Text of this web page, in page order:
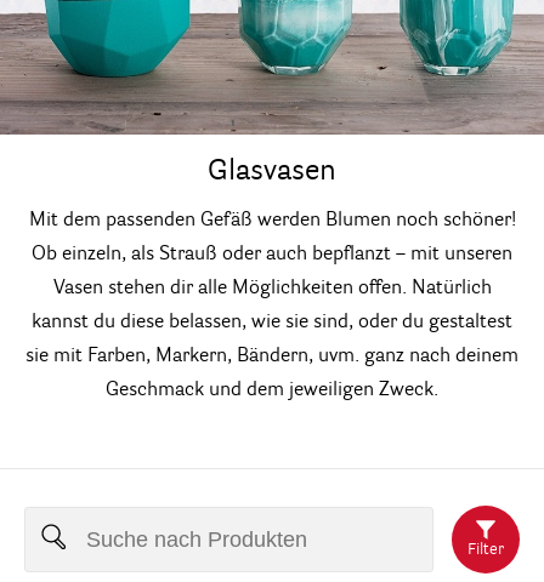
Glasvasen
Mit dem passenden Gefäß werden Blumen noch schöner!
Ob einzeln, als Strauß oder auch bepflanzt – mit unseren
Vasen stehen dir alle Möglichkeiten offen. Natürlich
kannst du diese belassen, wie sie sind, oder du gestaltest
sie mit Farben, Markern, Bändern, uvm. ganz nach deinem
Geschmack und dem jeweiligen Zweck.
Filter